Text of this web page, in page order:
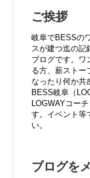
ご挨拶
岐阜でBESSの
スが建つ迄の記
ブログです。ワ
る方、薪ストー
なったり何か共
BESS岐阜（
LOGWAYコー
す。イベント等
い。
ブログを